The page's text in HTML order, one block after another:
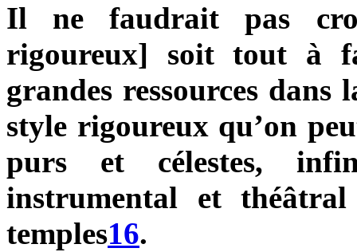
Il ne faudrait pas
rigoureux] soit tout à
grandes ressources dans
style rigoureux qu’on
purs et célestes,
instrumental et
temples16.